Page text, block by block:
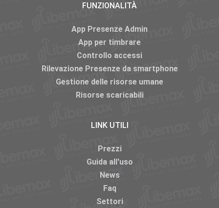
FUNZIONALITÀ
App Presenze Admin
App per timbrare
Controllo accessi
Rilevazione Presenze da smartphone
Gestione delle risorse umane
Risorse scaricabili
LINK UTILI
Prezzi
Guida all'uso
News
Faq
Settori